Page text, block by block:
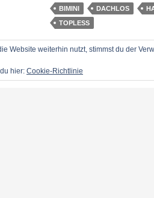
BIMINI DACHLOS
TOPLESS
Website weiterhin nutzt, stimmst du der
hier: Cookie-Richtlinie